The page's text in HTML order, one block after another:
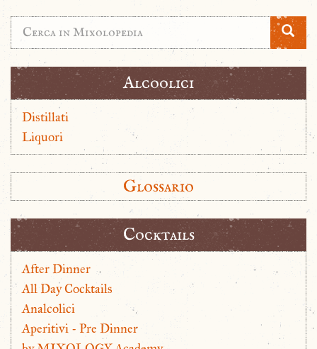
Alcoolici
Distillati
Liquori
Glossario
Cocktails
After Dinner
All Day Cocktails
Analcolici
Aperitivi - Pre Dinner